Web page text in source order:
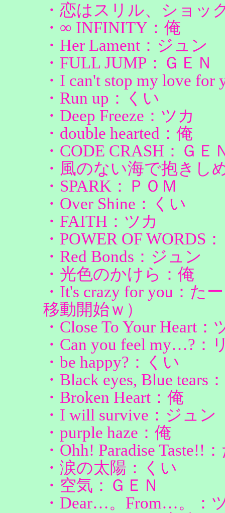
・恋はスリル、ショッ
・∞ INFINITY：俺
・Her Lament：ジュン
・FULL JUMP：ＧＥＮ
・I can't stop my love
・Run up：くい
・Deep Freeze：ツカ
・double hearted：俺
・CODE CRASH：ＧＥ
・風のない海で抱きし
・SPARK：ＰＯＭ
・Over Shine：くい
・FAITH：ツカ
・POWER OF WORDS
・Red Bonds：ジュン
・光色のかけら：俺
・It's crazy for you：
移動開始ｗ）
・Close To Your Heart：
・Can you feel my…?：
・be happy?：くい
・Black eyes, Blue tears
・Broken Heart：俺
・I will survive：ジュン
・purple haze：俺
・Ohh! Paradise Taste!!
・涙の太陽：くい
・空気：ＧＥＮ
・Dear…。From…。：